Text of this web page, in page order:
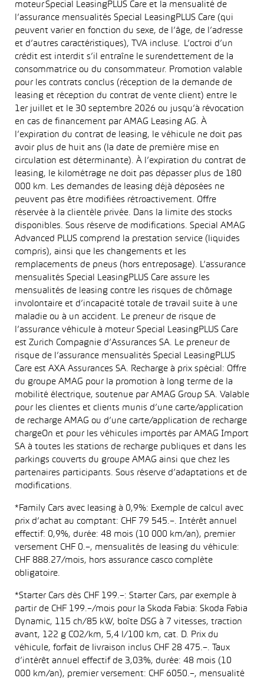
moteur Special LeasingPLUS Care et la mensualité de
l’assurance mensualités Special LeasingPLUS Care (qui
peuvent varier en fonction du sexe, de l’âge, de l’adresse
et d’autres caractéristiques), TVA incluse. L’octroi d’un
crédit est interdit s’il entraîne le surendettement de la
consommatrice ou du consommateur. Promotion valable
pour les contrats conclus (réception de la demande de
leasing et réception du contrat de vente client) entre le
1er juillet et le 30 septembre 2026 ou jusqu’à révocation
en cas de financement par AMAG Leasing AG. À
l’expiration du contrat de leasing, le véhicule ne doit pas
avoir plus de huit ans (la date de première mise en
circulation est déterminante). À l’expiration du contrat de
leasing, le kilométrage ne doit pas dépasser plus de 180
000 km. Les demandes de leasing déjà déposées ne
peuvent pas être modifiées rétroactivement. Offre
réservée à la clientèle privée. Dans la limite des stocks
disponibles. Sous réserve de modifications. Special AMAG
Advanced PLUS comprend la prestation service (liquides
compris), ainsi que les changements et les
remplacements de pneus (hors entreposage). L’assurance
mensualités Special LeasingPLUS Care assure les
mensualités de leasing contre les risques de chômage
involontaire et d’incapacité totale de travail suite à une
maladie ou à un accident. Le preneur de risque de
l’assurance véhicule à moteur Special LeasingPLUS Care
est Zurich Compagnie d’Assurances SA. Le preneur de
risque de l’assurance mensualités Special LeasingPLUS
Care est AXA Assurances SA. Recharge à prix spécial: Offre
du groupe AMAG pour la promotion à long terme de la
mobilité électrique, soutenue par AMAG Group SA. Valable
pour les clientes et clients munis d’une carte/application
de recharge AMAG ou d’une carte/application de recharge
chargeOn et pour les véhicules importés par AMAG Import
SA à toutes les stations de recharge publiques et dans les
parkings couverts du groupe AMAG ainsi que chez les
partenaires participants. Sous réserve d’adaptations et de
modifications.
*Family Cars avec leasing à 0,9%: Exemple de calcul avec
prix d’achat au comptant: CHF 79 545.–. Intérêt annuel
effectif: 0,9%, durée: 48 mois (10 000 km/an), premier
versement CHF 0.–, mensualités de leasing du véhicule:
CHF 888.27/mois, hors assurance casco complète
obligatoire.
*Starter Cars dès CHF 199.–: Starter Cars, par exemple à
partir de CHF 199.–/mois pour la Skoda Fabia: Skoda Fabia
Dynamic, 115 ch/85 kW, boîte DSG à 7 vitesses, traction
avant, 122 g CO2/km, 5,4 l/100 km, cat. D. Prix du
véhicule, forfait de livraison inclus CHF 28 475.–. Taux
d’intérêt annuel effectif de 3,03%, durée: 48 mois (10
000 km/an), premier versement: CHF 6050.–, mensualité